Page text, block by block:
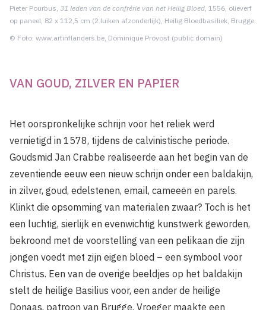
Pieter Pourbus, 31 leden van de confrérie van het Heilig Bloed , 1556, olieverf
op paneel, 82 x 112,5 cm (2 luiken afzonderlijk), Heilig Bloedbasiliek, Brugge
© Foto: www.artinflanders.be, Dominique Provost (public domain)
VAN GOUD, ZILVER EN PAPIER
Het oorspronkelijke schrijn voor het reliek werd
vernietigd in 1578, tijdens de calvinistische periode.
Goudsmid Jan Crabbe realiseerde aan het begin van de
zeventiende eeuw een nieuw schrijn onder een baldakijn,
in zilver, goud, edelstenen, email, cameeën en parels.
Klinkt die opsomming van materialen zwaar? Toch is het
een luchtig, sierlijk en evenwichtig kunstwerk geworden,
bekroond met de voorstelling van een pelikaan die zijn
jongen voedt met zijn eigen bloed – een symbool voor
Christus. Een van de overige beeldjes op het baldakijn
stelt de heilige Basilius voor, een ander de heilige
Donaas, patroon van Brugge. Vroeger maakte een